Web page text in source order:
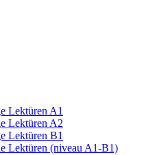
Lektüren A1
Lektüren A2
Lektüren B1
Lektüren (niveau A1-B1)